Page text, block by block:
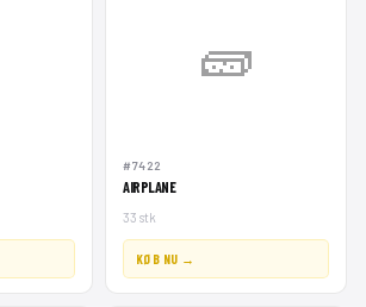
🧱
#7422
AIRPLANE
33 stk
KØB NU →